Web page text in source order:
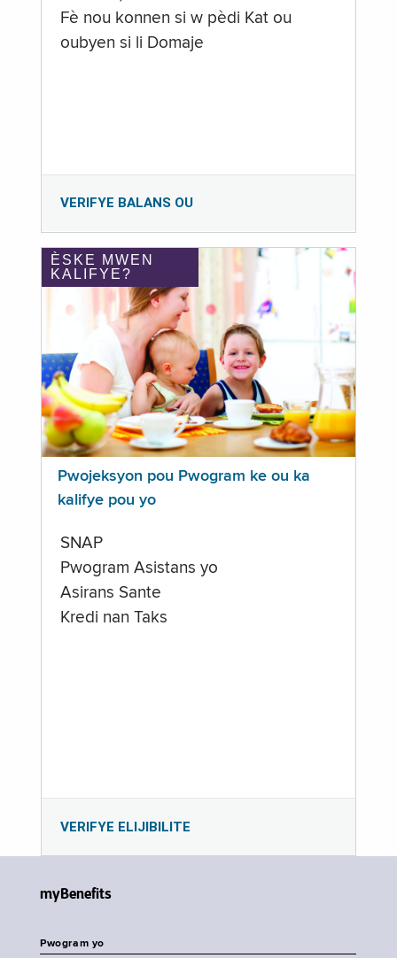
Fè nou konnen si w pèdi Kat ou
oubyen si li Domaje
VERIFYE BALANS OU
ÈSKE MWEN
KALIFYE?
Pwojeksyon pou Pwogram ke ou ka
kalifye pou yo
SNAP
Pwogram Asistans yo
Asirans Sante
Kredi nan Taks
VERIFYE ELIJIBILITE
myBenefits
Pwogram yo